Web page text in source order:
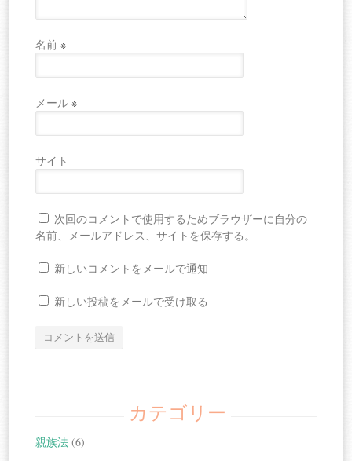
名前※
メール※
サイト
次回のコメントで使用するためブラウザーに自分の
名前、メールアドレス、サイトを保存する。
新しいコメントをメールで通知
新しい投稿をメールで受け取る
カテゴリー
親族法 (6)